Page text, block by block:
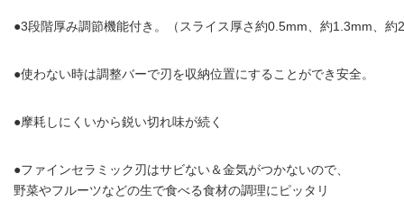
●3段階厚み調節機能付き。（スライス厚さ約0.5mm、約1.3mm、約
●使わない時は調整バーで刃を収納位置にすることができ安全。
●摩耗しにくいから鋭い切れ味が続く
●ファインセラミック刃はサビない＆金気がつかないので、
野菜やフルーツなどの生で食べる食材の調理にピッタリ